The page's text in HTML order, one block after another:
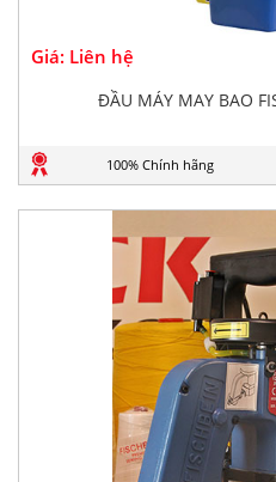
Giá: Liên hệ
ĐẦU MÁY MAY BAO
100% Chính hãng